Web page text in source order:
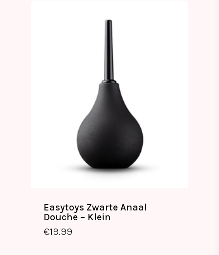
Easytoys Zwarte Anaal
Douche – Klein
€19.99
€19.99